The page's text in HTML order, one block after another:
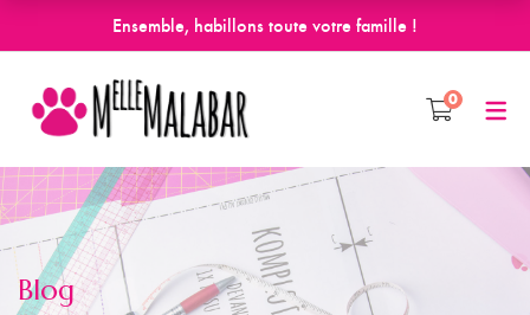
Ensemble, habillons toute votre famille !
0
Blog